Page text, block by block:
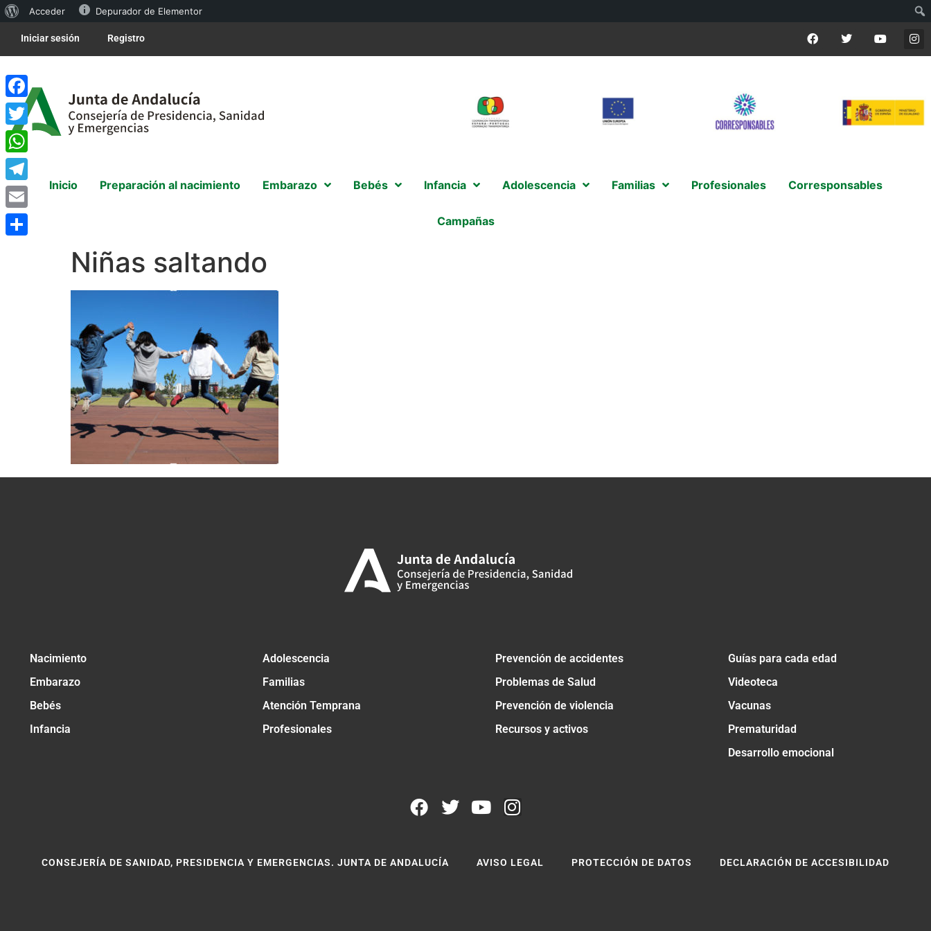
Acceder Depurador de Elementor
Iniciar sesión Registro
Inicio Preparación al nacimiento Embarazo Bebés Infancia Adolescencia Familias Profesionales Corresponsables
Campañas
Niñas saltando
Nacimiento
Embarazo
Bebés
Infancia
Adolescencia
Familias
Atención Temprana
Profesionales
Prevención de accidentes
Problemas de Salud
Prevención de violencia
Recursos y activos
Guías para cada edad
Videoteca
Vacunas
Prematuridad
Desarrollo emocional
CONSEJERÍA DE SANIDAD, PRESIDENCIA Y EMERGENCIAS. JUNTA DE ANDALUCÍA AVISO LEGAL PROTECCIÓN DE DATOS DECLARACIÓN DE ACCESIBILIDAD
Facebook
Twitter
WhatsApp
Telegram
Email